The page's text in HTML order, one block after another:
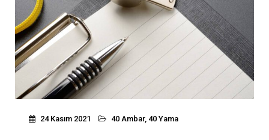
24 Kasım 2021 40 Ambar, 40 Yama